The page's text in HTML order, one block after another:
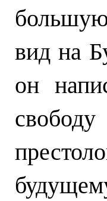
вид на
он